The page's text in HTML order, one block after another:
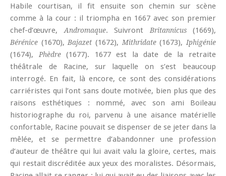
Habile courtisan, il fit ensuite son chemin sur scène
comme à la cour : il triompha en 1667 avec son premier
chef-d’œuvre,Andromaque. SuivrontBritannicus(1669),
Bérénice (1670),Bajazet(1672), Mithridate(1673),Iphigénie
(1674), Phèdre(1677). 1677 est la date de la retraite
théâtrale de Racine, sur laquelle on s’est beaucoup
interrogé. En fait, là encore, ce sont des considérations
carriéristes qui l’ont sans doute motivée, bien plus que des
raisons esthétiques : nommé, avec son ami Boileau
historiographe du roi, parvenu à une aisance matérielle
confortable, Racine pouvait se dispenser de se jeter dans la
mêlée, et se permettre d’abandonner une profession
d’auteur de théâtre qui lui avait valu la gloire, certes, mais
qui restait discréditée aux yeux des moralistes. Désormais,